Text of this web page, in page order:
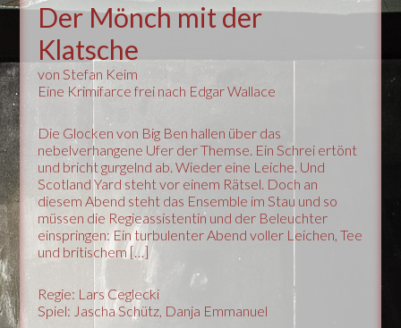
Der Mönch mit der
Klatsche
von Stefan Keim
Eine Krimifarce frei nach Edgar Wallace
Die Glocken von Big Ben hallen über das
nebelverhangene Ufer der Themse. Ein Schrei ertönt
und bricht gurgelnd ab. Wieder eine Leiche. Und
Scotland Yard steht vor einem Rätsel. Doch an
diesem Abend steht das Ensemble im Stau und so
müssen die Regieassistentin und der Beleuchter
einspringen: Ein turbulenter Abend voller Leichen, Tee
und britischem […]
Regie: Lars Ceglecki
Spiel: Jascha Schütz, Danja Emmanuel